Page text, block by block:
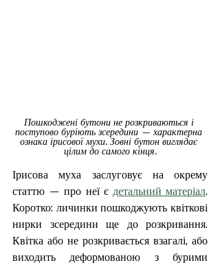
Пошкоджені бутони не розкриваються і
поступово буріють зсередини — характерна
ознака ірисової мухи. Зовні бутон виглядає
цілим до самого кінця.
Ірисова муха заслуговує на окрему
статтю — про неї є детальний матеріал.
Коротко: личинки пошкоджують квіткові
нирки зсередини ще до розкривання.
Квітка або не розкривається взагалі, або
виходить деформованою з бурими